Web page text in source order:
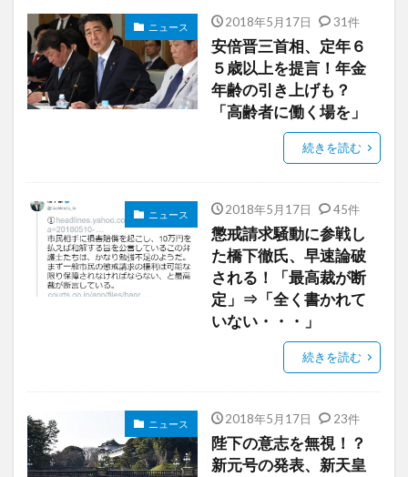
ニュース 2018年5月17日 31件
安倍晋三首相、定年６
５歳以上を提言！年金
年齢の引き上げも？
「高齢者に働く場を」
続きを読む
ニュース 2018年5月17日 45件
懲戒請求騒動に参戦し
た橋下徹氏、早速論破
される！「最高裁が断
定」⇒「全く書かれて
いない・・・」
続きを読む
ニュース 2018年5月17日 23件
陛下の意志を無視！？
新元号の発表、新天皇